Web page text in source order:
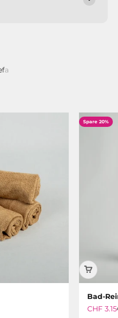
Spare 20%
Bad-
Angebot
CHF 3.15